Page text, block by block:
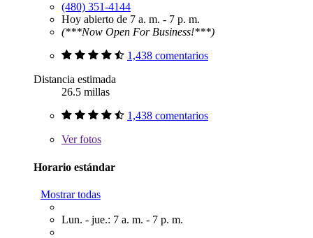
(480) 351-4144
Hoy abierto de 7 a. m. - 7 p. m.
(***Now Open For Business!***)
1,438 comentarios
Distancia estimada
26.5 millas
1,438 comentarios
Verfotos
Horario estándar
Mostrar todas
Lun. - jue.: 7 a. m. - 7 p. m.